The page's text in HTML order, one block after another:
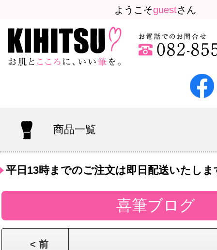
ようこそguestさん
商品一覧
平日13時までのご注文は即日配送いたしま
喜筆ブログ
< 前